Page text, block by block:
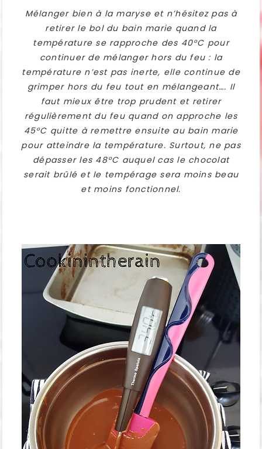
Mélanger bien à la maryse et n’hésitez pas à
retirer le bol du bain marie quand la
température se rapproche des 40°C pour
continuer de mélanger hors du feu : la
température n’est pas inerte, elle continue de
grimper hors du feu tout en mélangeant…. Il
faut mieux être trop prudent et retirer
régulièrement du feu quand on approche les
45°C quitte à remettre ensuite au bain marie
pour atteindre la température. Surtout, ne pas
dépasser les 48°C auquel cas le chocolat
serait brûlé et le tempérage sera moins beau
et moins fonctionnel.